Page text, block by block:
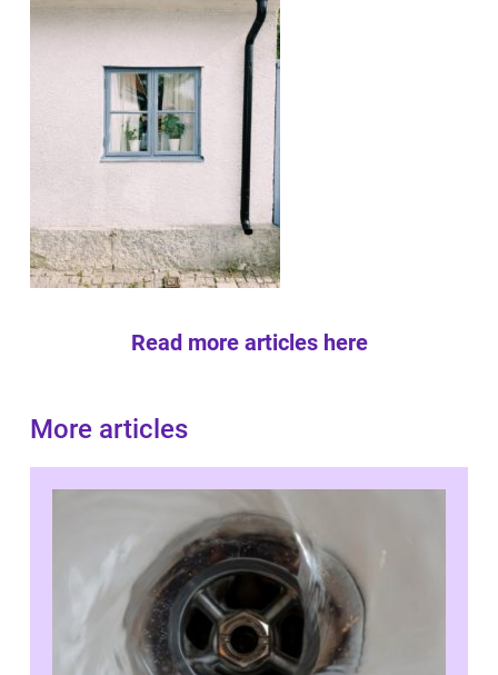
Read more articles here
More articles